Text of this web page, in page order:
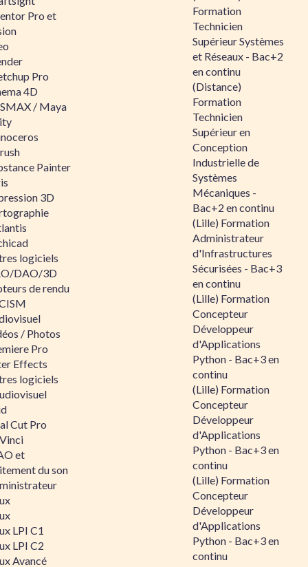
Pro et
Pro
4D
/ Maya
Painter
3D
logiciels
DAO/3D
de rendu
/ Photos
Pro
Effects
logiciels
Cut Pro
et
du son
LPI C1
LPI C2
Avancé
Formation
Technicien
Supérieur Systèmes
et Réseaux - Bac+2
en continu
(Distance)
Formation
Technicien
Supérieur en
Conception
Industrielle de
Systèmes
Mécaniques -
Bac+2 en continu
(Lille) Formation
Administrateur
d'Infrastructures
Sécurisées - Bac+3
en continu
(Lille) Formation
Concepteur
Développeur
d'Applications
Python - Bac+3 en
continu
(Lille) Formation
Concepteur
Développeur
d'Applications
Python - Bac+3 en
continu
(Lille) Formation
Concepteur
Développeur
d'Applications
Python - Bac+3 en
continu